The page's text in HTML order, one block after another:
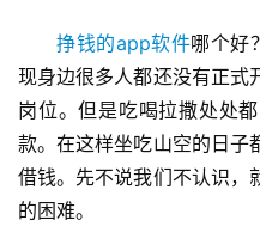
挣钱的app软件哪个好
现身边很多人都还没有正式
岗位。但是吃喝拉撒处处
款。在这样坐吃山空的日子
借钱。先不说我们不认识，
的困难。